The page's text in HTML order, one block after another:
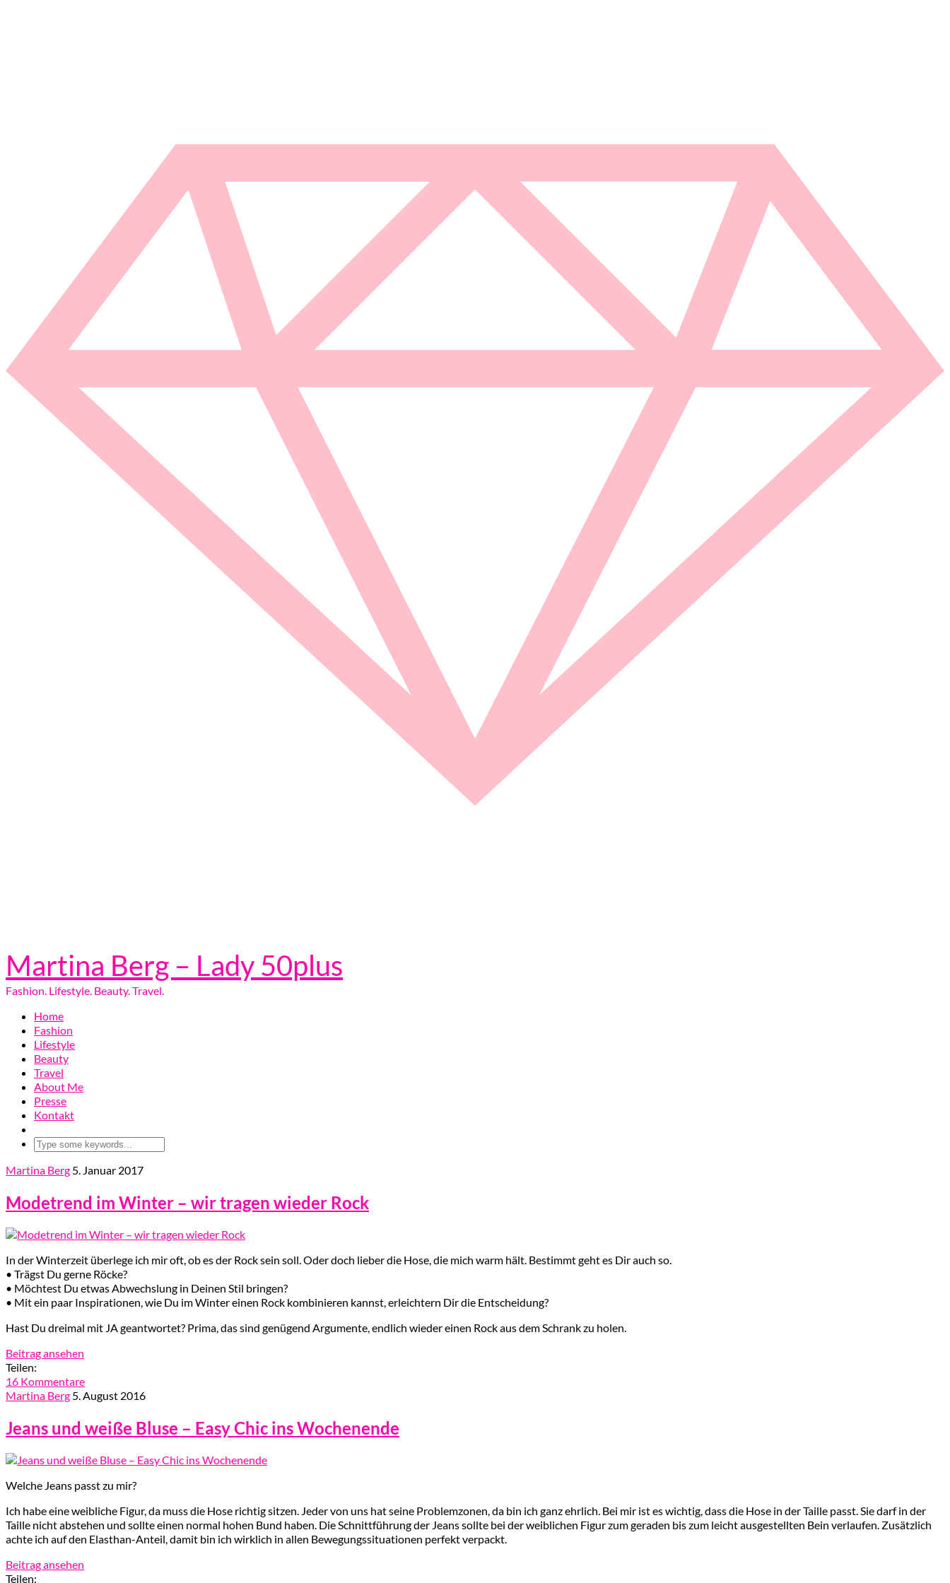
Martina Berg – Lady 50plus
Fashion. Lifestyle. Beauty. Travel.
Home
Fashion
Lifestyle
Beauty
Travel
About Me
Presse
Kontakt
Martina Berg 5. Januar 2017
Modetrend im Winter – wir tragen wieder Rock
In der Winterzeit überlege ich mir oft, ob es der Rock sein soll. Oder doch lieber die Hose, die mich warm hält. Bestimmt geht es Dir auch so.
• Trägst Du gerne Röcke?
• Möchtest Du etwas Abwechslung in Deinen Stil bringen?
• Mit ein paar Inspirationen, wie Du im Winter einen Rock kombinieren kannst, erleichtern Dir die Entscheidung?
Hast Du dreimal mit JA geantwortet? Prima, das sind genügend Argumente, endlich wieder einen Rock aus dem Schrank zu holen.
Beitrag ansehen
Teilen:
16 Kommentare
Martina Berg 5. August 2016
Jeans und weiße Bluse – Easy Chic ins Wochenende
Welche Jeans passt zu mir?
Ich habe eine weibliche Figur, da muss die Hose richtig sitzen. Jeder von uns hat seine Problemzonen, da bin ich ganz ehrlich. Bei mir ist es wichtig, dass die Hose in der Taille passt. Sie darf in der
Taille nicht abstehen und sollte einen normal hohen Bund haben. Die Schnittführung der Jeans sollte bei der weiblichen Figur zum geraden bis zum leicht ausgestellten Bein verlaufen. Zusätzlich
achte ich auf den Elasthan-Anteil, damit bin ich wirklich in allen Bewegungssituationen perfekt verpackt.
Beitrag ansehen
Teilen: